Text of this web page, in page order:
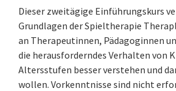
Dieser zweitägige Einführungskurs
Grundlagen der Spieltherapie
an Therapeutinnen, Pädagoginnen
die herausforderndes Verhalten von
Altersstufen besser verstehen und
wollen. Vorkenntnisse sind nicht